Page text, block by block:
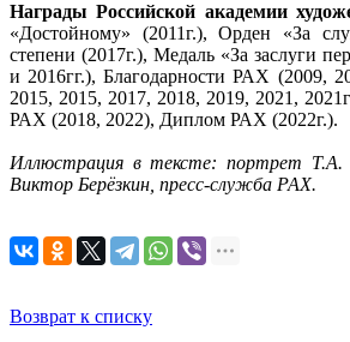
Награды Российской академии
«Достойному» (2011г.), Орден «За
степени (2017г.), Медаль «За заслуги
и 2016гг.), Благодарности РАХ (2009,
2015, 2015, 2017, 2018, 2019, 2021,
РАХ (2018, 2022), Диплом РАХ (2022г.).
Иллюстрация в тексте: портрет Т.А.
Виктор Берёзкин, пресс-служба РАХ.
Возврат к списку